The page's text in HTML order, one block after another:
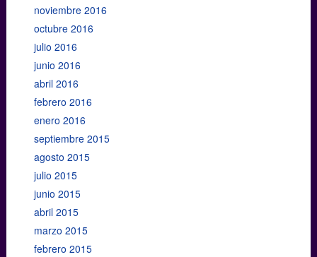
noviembre 2016
octubre 2016
julio 2016
junio 2016
abril 2016
febrero 2016
enero 2016
septiembre 2015
agosto 2015
julio 2015
junio 2015
abril 2015
marzo 2015
febrero 2015